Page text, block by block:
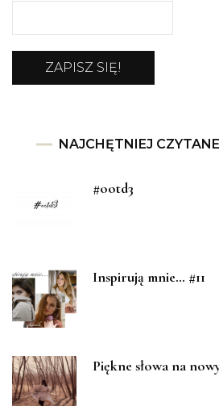
NAJCHĘTNIEJ
#ootd3
Inspirują mnie… #11
Piękne słowa na